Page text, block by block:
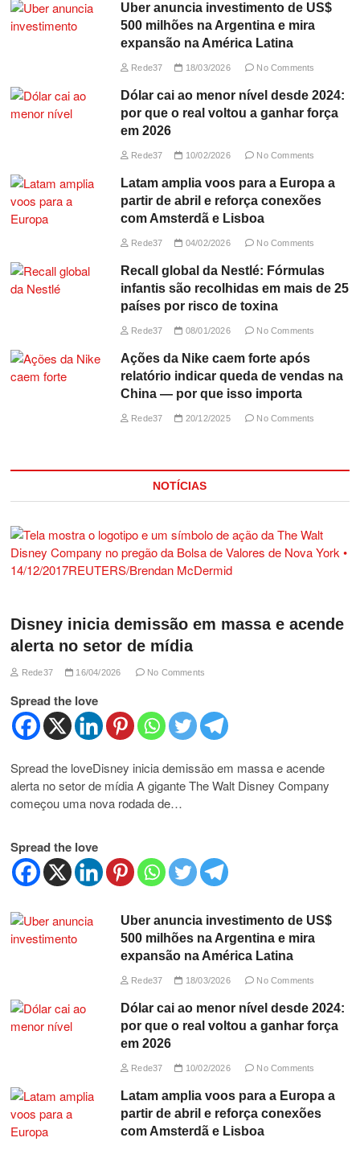
Uber anuncia investimento de US$
500 milhões na Argentina e mira
expansão na América Latina
Rede37 18/03/2026 No Comments
Dólar cai ao menor nível desde 2024:
por que o real voltou a ganhar força
em 2026
Rede37 10/02/2026 No Comments
Latam amplia voos para a Europa a
partir de abril e reforça conexões
com Amsterdã e Lisboa
Rede37 04/02/2026 No Comments
Recall global da Nestlé: Fórmulas
infantis são recolhidas em mais de 25
países por risco de toxina
Rede37 08/01/2026 No Comments
Ações da Nike caem forte após
relatório indicar queda de vendas na
China — por que isso importa
Rede37 20/12/2025 No Comments
NOTÍCIAS
Disney inicia demissão em massa e acende
alerta no setor de mídia
Rede37 16/04/2026 No Comments
Spread the love
Spread the loveDisney inicia demissão em massa e acende
alerta no setor de mídia A gigante The Walt Disney Company
começou uma nova rodada de…
Spread the love
Uber anuncia investimento de US$
500 milhões na Argentina e mira
expansão na América Latina
Rede37 18/03/2026 No Comments
Dólar cai ao menor nível desde 2024:
por que o real voltou a ganhar força
em 2026
Rede37 10/02/2026 No Comments
Latam amplia voos para a Europa a
partir de abril e reforça conexões
com Amsterdã e Lisboa